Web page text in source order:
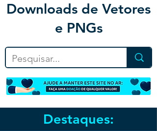
Downloads de Vetores
e PNGs
Destaques: